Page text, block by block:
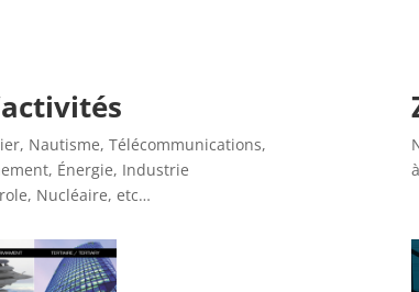
Nautisme, Télécommunications,
Énergie, Industrie
Nucléaire, etc…